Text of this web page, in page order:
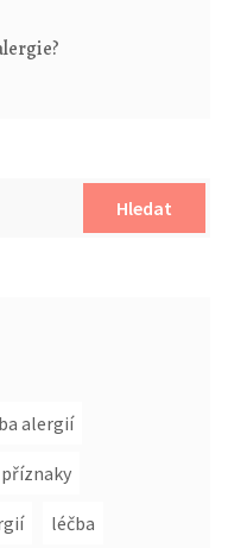
Hledat
alergií
příznaky
léčba